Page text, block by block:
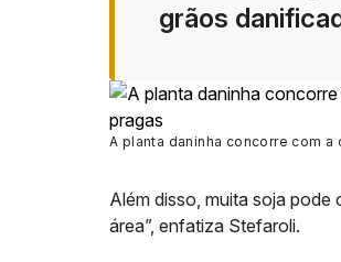
grãos
A planta daninha concorre com
Além disso, muita soja pode
área”, enfatiza Stefaroli.